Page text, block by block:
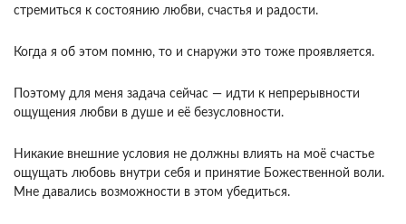
стремиться к состоянию любви, счастья и радости.
Когда я об этом помню, то и снаружи это тоже проявляется.
Поэтому для меня задача сейчас — идти к непрерывности
ощущения любви в душе и её безусловности.
Никакие внешние условия не должны влиять на моё счастье
ощущать любовь внутри себя и принятие Божественной воли.
Мне давались возможности в этом убедиться.